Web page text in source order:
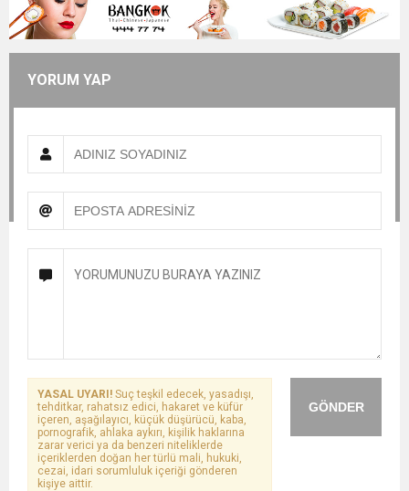
YORUM YAP
GÖNDER
YASAL UYARI! Suç teşkil edecek, yasadışı,
tehditkar, rahatsız edici, hakaret ve küfür
içeren, aşağılayıcı, küçük düşürücü, kaba,
pornografik, ahlaka aykırı, kişilik haklarına
zarar verici ya da benzeri niteliklerde
içeriklerden doğan her türlü mali, hukuki,
cezai, idari sorumluluk içeriği gönderen
kişiye aittir.